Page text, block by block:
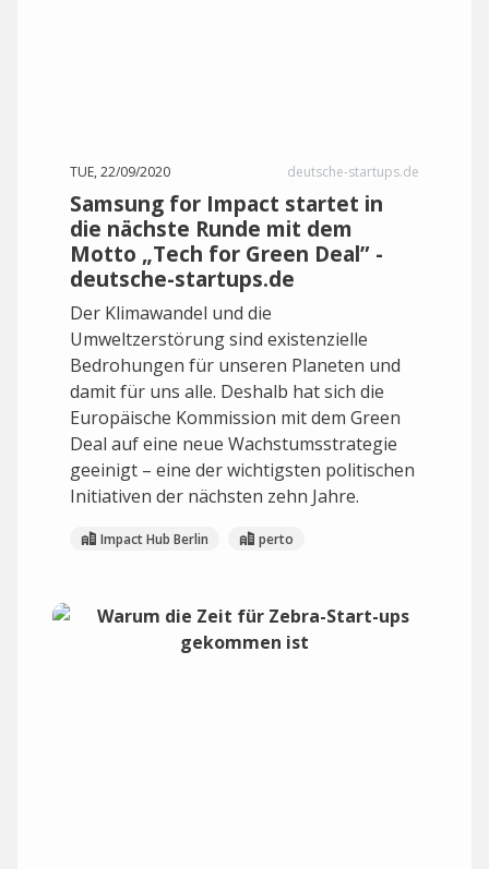
TUE, 22/09/2020 deutsche-startups.de
Samsung for Impact startet in
die nächste Runde mit dem
Motto „Tech for Green Deal” -
deutsche-startups.de
Der Klimawandel und die
Umweltzerstörung sind existenzielle
Bedrohungen für unseren Planeten und
damit für uns alle. Deshalb hat sich die
Europäische Kommission mit dem Green
Deal auf eine neue Wachstumsstrategie
geeinigt – eine der wichtigsten politischen
Initiativen der nächsten zehn Jahre.
Impact Hub Berlin perto